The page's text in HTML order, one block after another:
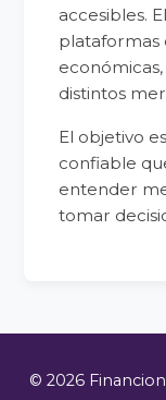
accesibles.
plataformas
distintos
El objetivo
confiable
entender
tomar
© 2026